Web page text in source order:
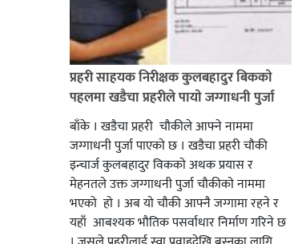
प्रहरी साहयक निरीक्षक कुलबहादुर बिककाे
पहलमा खडैचा प्रहरीले पायाे जग्गाधनी पुर्जा
बाँके । खडैचा प्रहरी चाैकीले आफ्ने नाममा
जग्गाधनी पुर्जा पाएकाे छ । खडैचा प्रहरी चाैकी
इन्चार्ज कुलबहादुर विककाे अथक प्रयास र
मेहनतले उक्त जग्गाधनी पुर्जा चाैकीकाे नाममा
भएको हाे । अब याे चाैकी आफ्नै जग्गामा रहने र
यहाँ आबश्यक भाैतिक पसर्वाधार निर्माण गरिने छ